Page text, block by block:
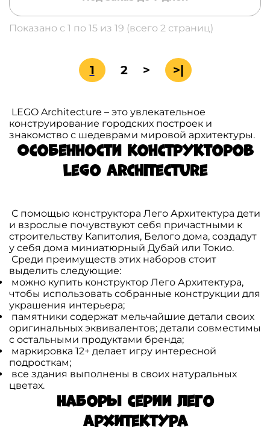
Показано с 1 по 15 из 19 (всего 2 страниц)
1 2 > >|
LEGO Architecture – это увлекательное
конструирование городских построек и
знакомство с шедеврами мировой архитектуры.
Особенности конструкторов
Lego Architecture
С помощью конструктора Лего Архитектура дети
и взрослые почувствуют себя причастными к
строительству Капитолия, Белого дома, создадут
у себя дома миниатюрный Дубай или Токио.
Среди преимуществ этих наборов стоит
выделить следующие:
можно купить конструктор Лего Архитектура,
чтобы использовать собранные конструкции для
украшения интерьера;
памятники содержат мельчайшие детали своих
оригинальных эквивалентов; детали совместимы
с остальными продуктами бренда;
маркировка 12+ делает игру интересной
подросткам;
все здания выполнены в своих натуральных
цветах.
Наборы серии Лего
Архитектура